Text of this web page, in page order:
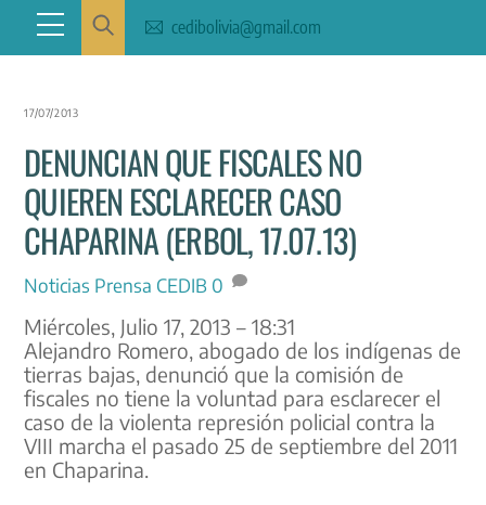
content
Menu cedibolivia@gmail.com
17/07/2013
DENUNCIAN QUE FISCALES NO
QUIEREN ESCLARECER CASO
CHAPARINA (ERBOL, 17.07.13)
Noticias Prensa CEDIB 0
Miércoles, Julio 17, 2013 – 18:31
Alejandro Romero, abogado de los indígenas de
tierras bajas, denunció que la comisión de
fiscales no tiene la voluntad para esclarecer el
caso de la violenta represión policial contra la
VIII marcha el pasado 25 de septiembre del 2011
en Chaparina.